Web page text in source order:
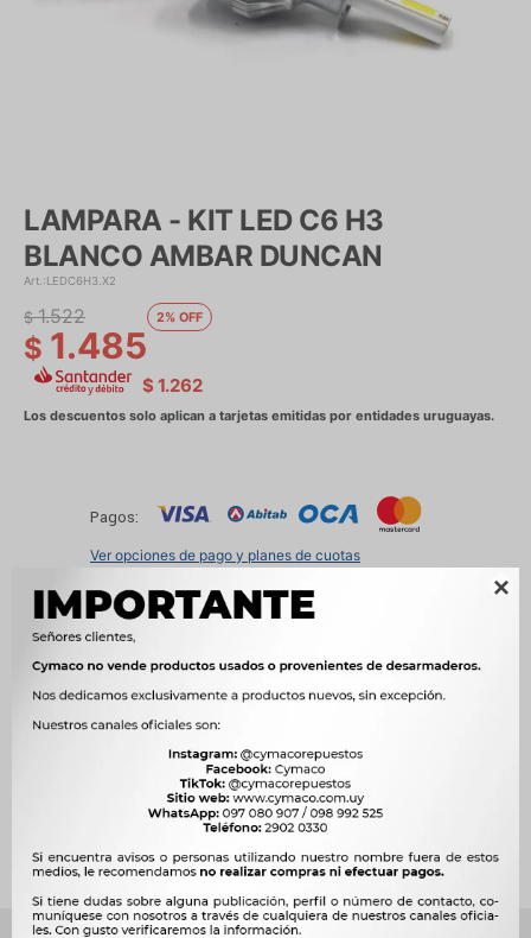

LAMPARA - KIT LED C6 H3
BLANCO AMBAR DUNCAN
LEDC6H3.X2
$ 1.485
$ 1.522 2
$ 1.262
Pagos:
Ver opciones de pago y planes de cuotas
Métodos y costos de envío
Ver mas productos de la marca Duncan